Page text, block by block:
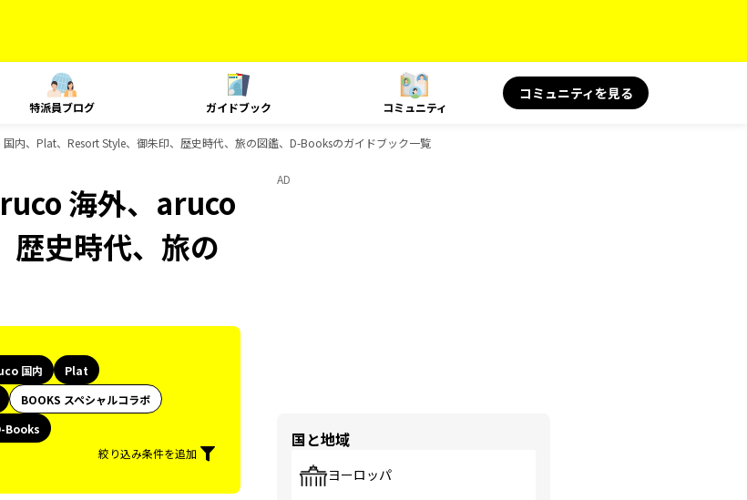
特派員ブログ ガイドブック コミュニティ
コミュニティを見る
内、Plat、Resort Style、御朱印、歴史時代、旅の図鑑、D-Booksのガイドブック一覧
海外、aruco
史時代、旅の
国内
Plat
BOOKS スペシャルコラボ
Books
絞り込み条件を追加
AD
国と地域
ヨーロッパ